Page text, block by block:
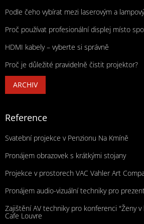
Podle čeho vybírat mezi laserovým a
Proč používat profesionální displej místo
HDMI kabely – vyberte si správně
Proč je důležité pravidelně čistit projektor?
ARCHIV
Reference
Svatební projekce v Penzionu Na Kmíně
Pronájem obrazovek s krátkými stojany
Projekce v prostorech VAC Vahler Art
Pronájem audio-vizuální techniky pro
Zajištění AV techniky pro konferenci "Ženy
Cafe Louvre